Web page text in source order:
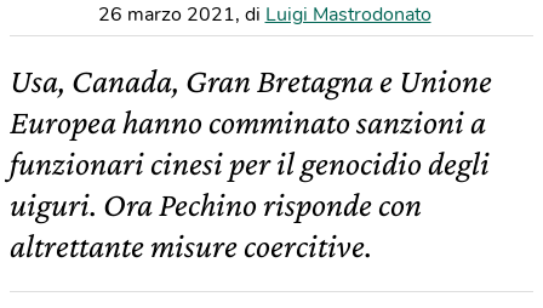
26 marzo 2021, di Luigi Mastrodonato
Usa, Canada, Gran Bretagna e Unione
Europea hanno comminato sanzioni a
funzionari cinesi per il genocidio degli
uiguri. Ora Pechino risponde con
altrettante misure coercitive.